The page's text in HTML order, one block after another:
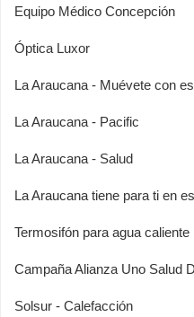
Equipo Médico Concepción
Óptica Luxor
La Araucana - Muévete con
La Araucana - Pacific
La Araucana - Salud
La Araucana tiene para ti en
Termosifón para agua caliente
Campaña Alianza Uno Salud
Solsur - Calefacción